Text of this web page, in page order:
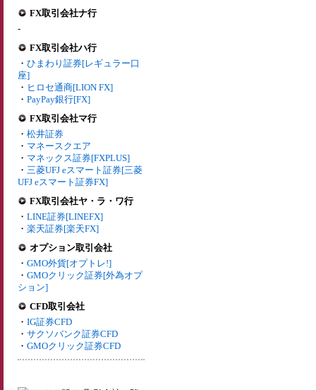
FX取引会社ナ行
-
FX取引会社ハ行
・ ひまわり証券[レギュラー口
座]
・ ヒロセ通商[LION FX]
・ PayPay銀行[FX]
FX取引会社マ行
・ 松井証券
・ マネースクエア
・ マネックス証券[FXPLUS]
・ 三菱UFJ eスマート証券[三菱
UFJ eスマート証券FX]
FX取引会社ヤ・ラ・ワ行
・ LINE証券[LINEFX]
・ 楽天証券[楽天FX]
オプション取引会社
・ GMO外貨[オプトレ!]
・ GMOクリック証券[外為オプ
ション]
CFD取引会社
・ IG証券CFD
・ サクソバンク証券CFD
・ GMOクリック証券CFD